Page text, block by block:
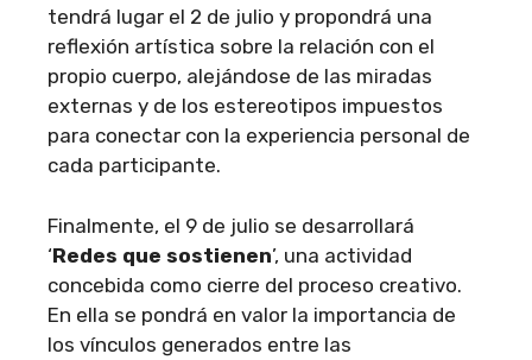
tendrá lugar el 2 de julio y propondrá una
reflexión artística sobre la relación con el
propio cuerpo, alejándose de las miradas
externas y de los estereotipos impuestos
para conectar con la experiencia personal de
cada participante.
Finalmente, el 9 de julio se desarrollará
‘Redes que sostienen’, una actividad
concebida como cierre del proceso creativo.
En ella se pondrá en valor la importancia de
los vínculos generados entre las